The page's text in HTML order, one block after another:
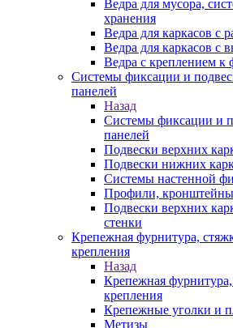
Ведра для мусора,
хранения
Ведра для каркасов с
Ведра для каркасов
Ведра с креплением к
Системы фиксации и
панелей
Назад
Системы фиксации и
панелей
Подвески верхних
Подвески нижних
Системы настенной
Профили, кронштейны
Подвески верхних
стенки
Крепежная фурнитура,
крепления
Назад
Крепежная
крепления
Крепежные уголки и
Метизы